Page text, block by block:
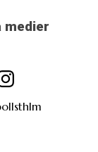
medier